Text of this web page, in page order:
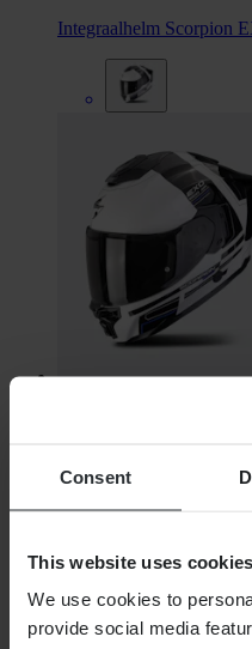
Consent
This website uses cookies
We use cookies to
provide social media
Integraalhelm Scorpion